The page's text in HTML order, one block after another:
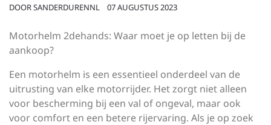
DOORSANDERDURENNL 07 AUGUSTUS 2023
Motorhelm 2dehands: Waar moet je op letten bij de
aankoop?
Een motorhelm is een essentieel onderdeel van de
uitrusting van elke motorrijder. Het zorgt niet alleen
voor bescherming bij een val of ongeval, maar ook
voor comfort en een betere rijervaring. Als je op zoek